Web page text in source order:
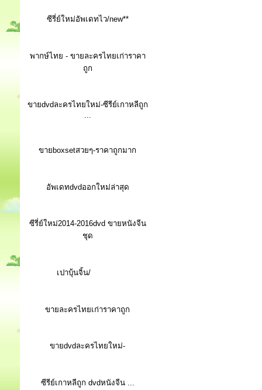
ซีรี่ย์ใหม่อัพเดทไว/new**
พากษ์ไทย - ขายละครไทยเก่าราคา
ถูก
ขายdvdละครไทยใหม่-ซีรีย์เกาหลีถูก
...
ขายboxsetสวยๆ-ราคาถูกมาก
อัพเดทdvdออกใหม่ล่าสุด
ซีรี่ย์ใหม่2014-2016dvd ขายหนังจีน
ชุด
เปาบุ้นจิ้น/
ขายละครไทยเก่าราคาถูก
ขายdvdละครไทยใหม่-
ซีรีย์เกาหลีถูก dvdหนังจีน ...